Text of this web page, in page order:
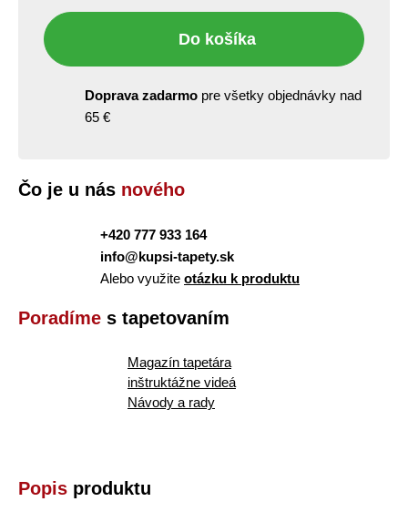
Do košíka
Doprava zadarmo pre všetky objednávky nad
65 €
Čo je u nás nového
+420 777 933 164
info@kupsi-tapety.sk
Alebo využite otázku k produktu
Poradíme s tapetovaním
Magazín tapetára
inštruktážne videá
Návody a rady
Popis produktu